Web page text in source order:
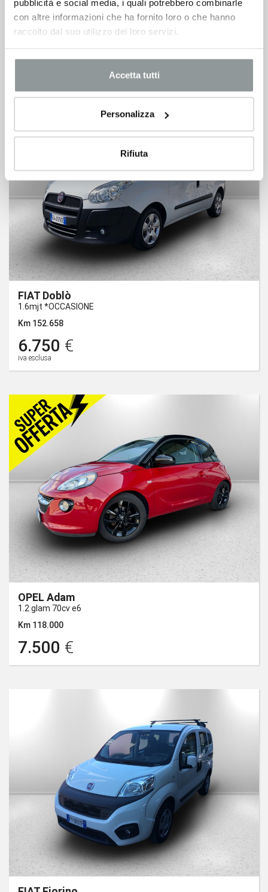
pubblicità e social media, i quali potrebbero combinarle
con altre informazioni che ha fornito loro o che hanno
raccolto dal suo utilizzo dei loro servizi.
Accetta tutti
Personalizza
Rifiuta
cargo 1.6 mjt 16v sx 105cv e5+(e5)
Km 152.658
6.550€
FIAT Doblò
1.6mjt *OCCASIONE
Km 152.658
6.750 €
iva esclusa
OPEL Adam
1.2 glam 70cv e6
Km 118.000
7.500 €